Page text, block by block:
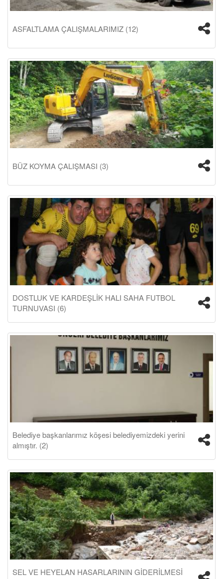
ASFALTLAMA ÇALIŞMALARIMIZ (12)
BÜZ KOYMA ÇALIŞMASI (3)
DOSTLUK VE KARDEŞLİK HALI SAHA FUTBOL
TURNUVASI (6)
Belediye başkanlarımız köşesi belediyemizdeki yerini
almıştır. (2)
SEL VE HEYELAN HASARLARININ GİDERİLMESİ